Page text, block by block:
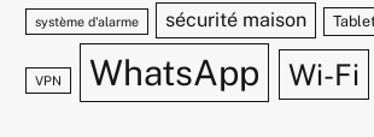
système d'alarme sécurité maison
VPN WhatsApp Wi-Fi